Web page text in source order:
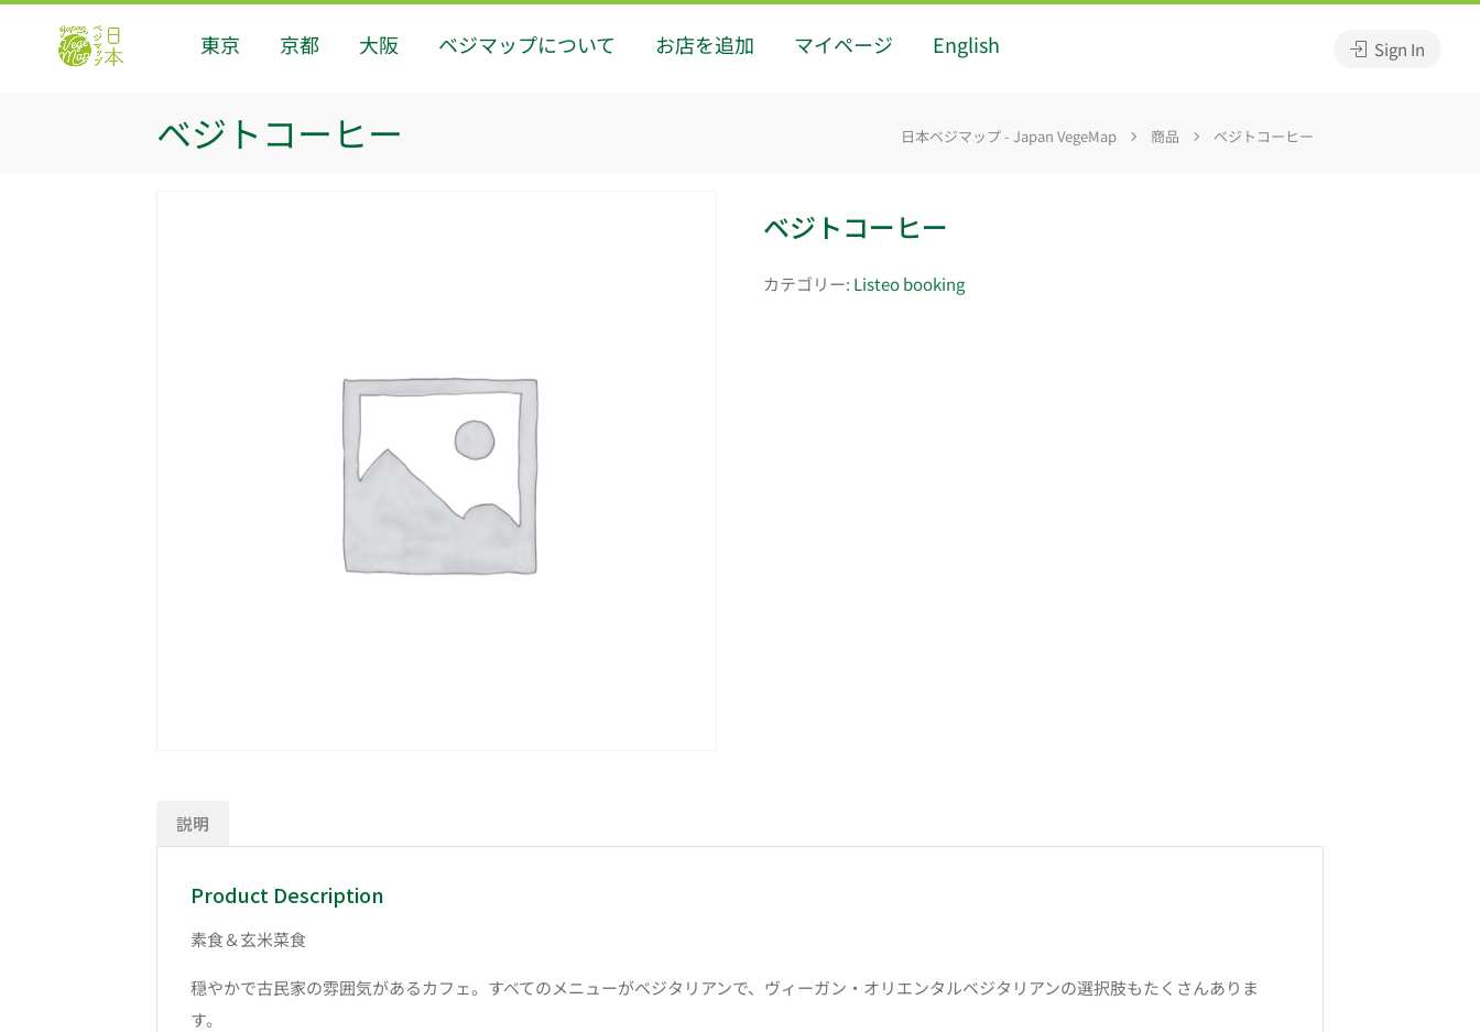
東京 京都 大阪 ベジマップについて お店を追加 マイページ English Sign In
ベジトコーヒー 日本ベジマップ - Japan VegeMap 商品 ベジトコーヒー
ベジトコーヒー
カテゴリー: Listeo booking
説明
Product Description
素食＆玄米菜食
穏やかで古民家の雰囲気があるカフェ。すべてのメニューがベジタリアンで、ヴィーガン・オリエンタルベジタリアンの選択肢もたくさんありま
す。